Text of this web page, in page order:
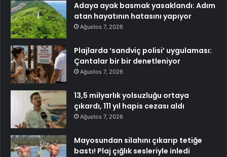
Adaya ayak basmak yasaklandı: Adım
atan hayatının hatasını yapıyor
Ağustos 7, 2026
Plajlarda ‘sandviç polisi’ uygulaması:
Çantalar bir bir denetleniyor
Ağustos 7, 2026
13,5 milyarlık yolsuzluğu ortaya
çıkardı, 111 yıl hapis cezası aldı
Ağustos 7, 2026
Mayosundan silahını çıkarıp tetiğe
bastı! Plaj çığlık sesleriyle inledi